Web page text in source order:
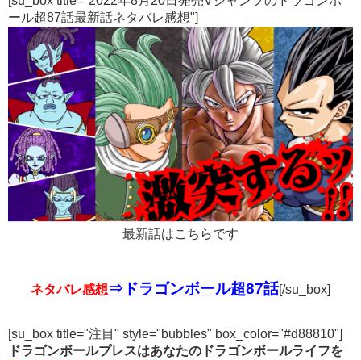
ール超87話最新話ネタバレ感想"]
最新話はこちらです
ネタバレ感想⇒ドラゴンボール超87話[/su_box]
[su_box title="注目" style="bubbles" box_color="#d88810"]
ドラゴンボールプレスはあなたのドラゴンボールライフを